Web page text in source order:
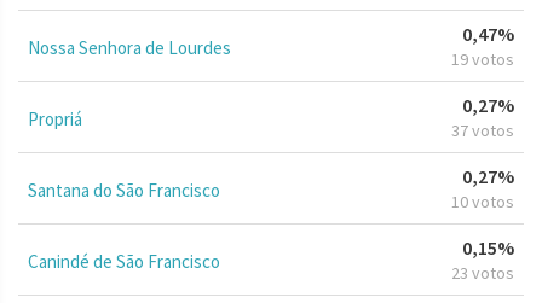
Nossa Senhora de Lourdes
0,47%
19 votos
Propriá
0,27%
37 votos
Santana do São Francisco
0,27%
10 votos
Canindé de São Francisco
0,15%
23 votos